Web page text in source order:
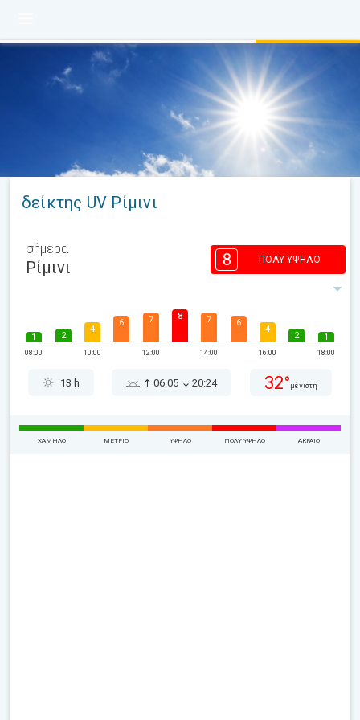
δείκτης UV Ρίμινι
σήμερα
Ρίμινι 8 ΠΟΛΎ ΥΨΗΛΌ
1
08:00
2
4
10:00
6 7
12:00
8 7
14:00
6
4
16:00
2 1
18:00
13 h 06:05 20:24 32° μέγιστη
ΧΑΜΗΛΌ ΜΈΤΡΙΟ ΥΨΗΛΌ ΠΟΛΎ ΥΨΗΛΌ ΑΚΡΑΊΟ